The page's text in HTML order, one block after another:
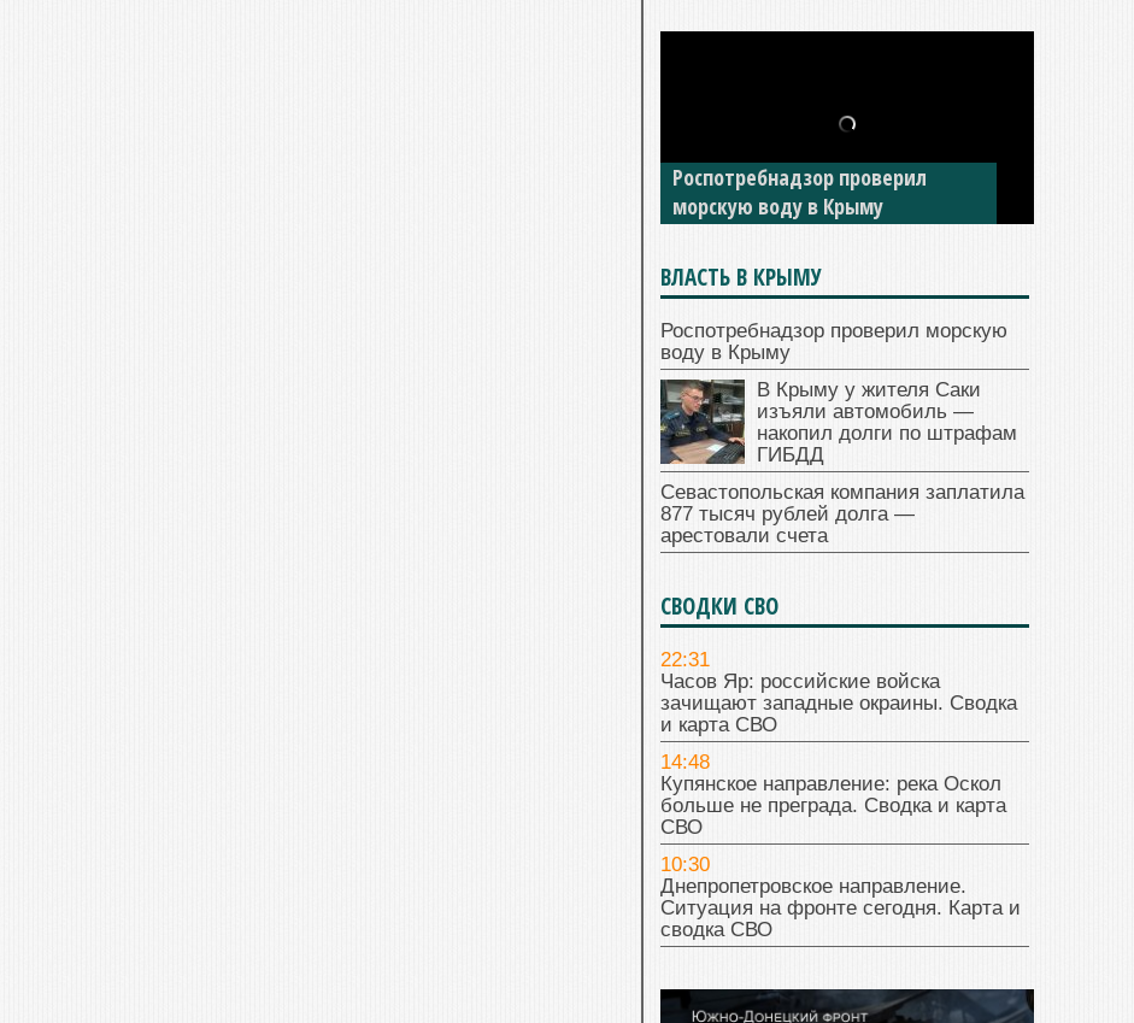
В Крыму у жителя Саки изъяли
автомобиль — накопил долги по
Роспотребнадзор проверил морскую
воду в Крыму
В Крыму у жителя Саки
изъяли автомобиль —
накопил долги по штрафам
ГИБДД
Севастопольская компания заплатила
877 тысяч рублей долга —
22:31
Часов Яр: российские войска
зачищают западные окраины. Сводка
и карта СВО
14:48
Купянское направление: река Оскол
больше не преграда. Сводка и карта
СВО
10:30
Днепропетровское направление.
Ситуация на фронте сегодня. Карта и